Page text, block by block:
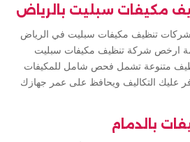
مكيفات سبليت بالرياض
تنظيف مكيفات سبليت في الرياض
ارخص شركة تنظيف مكيفات سبليت
متنوعة تشمل فحص شامل للمكيفات
عليك التكاليف ويحافظ على عمر جهازك
بالدمام